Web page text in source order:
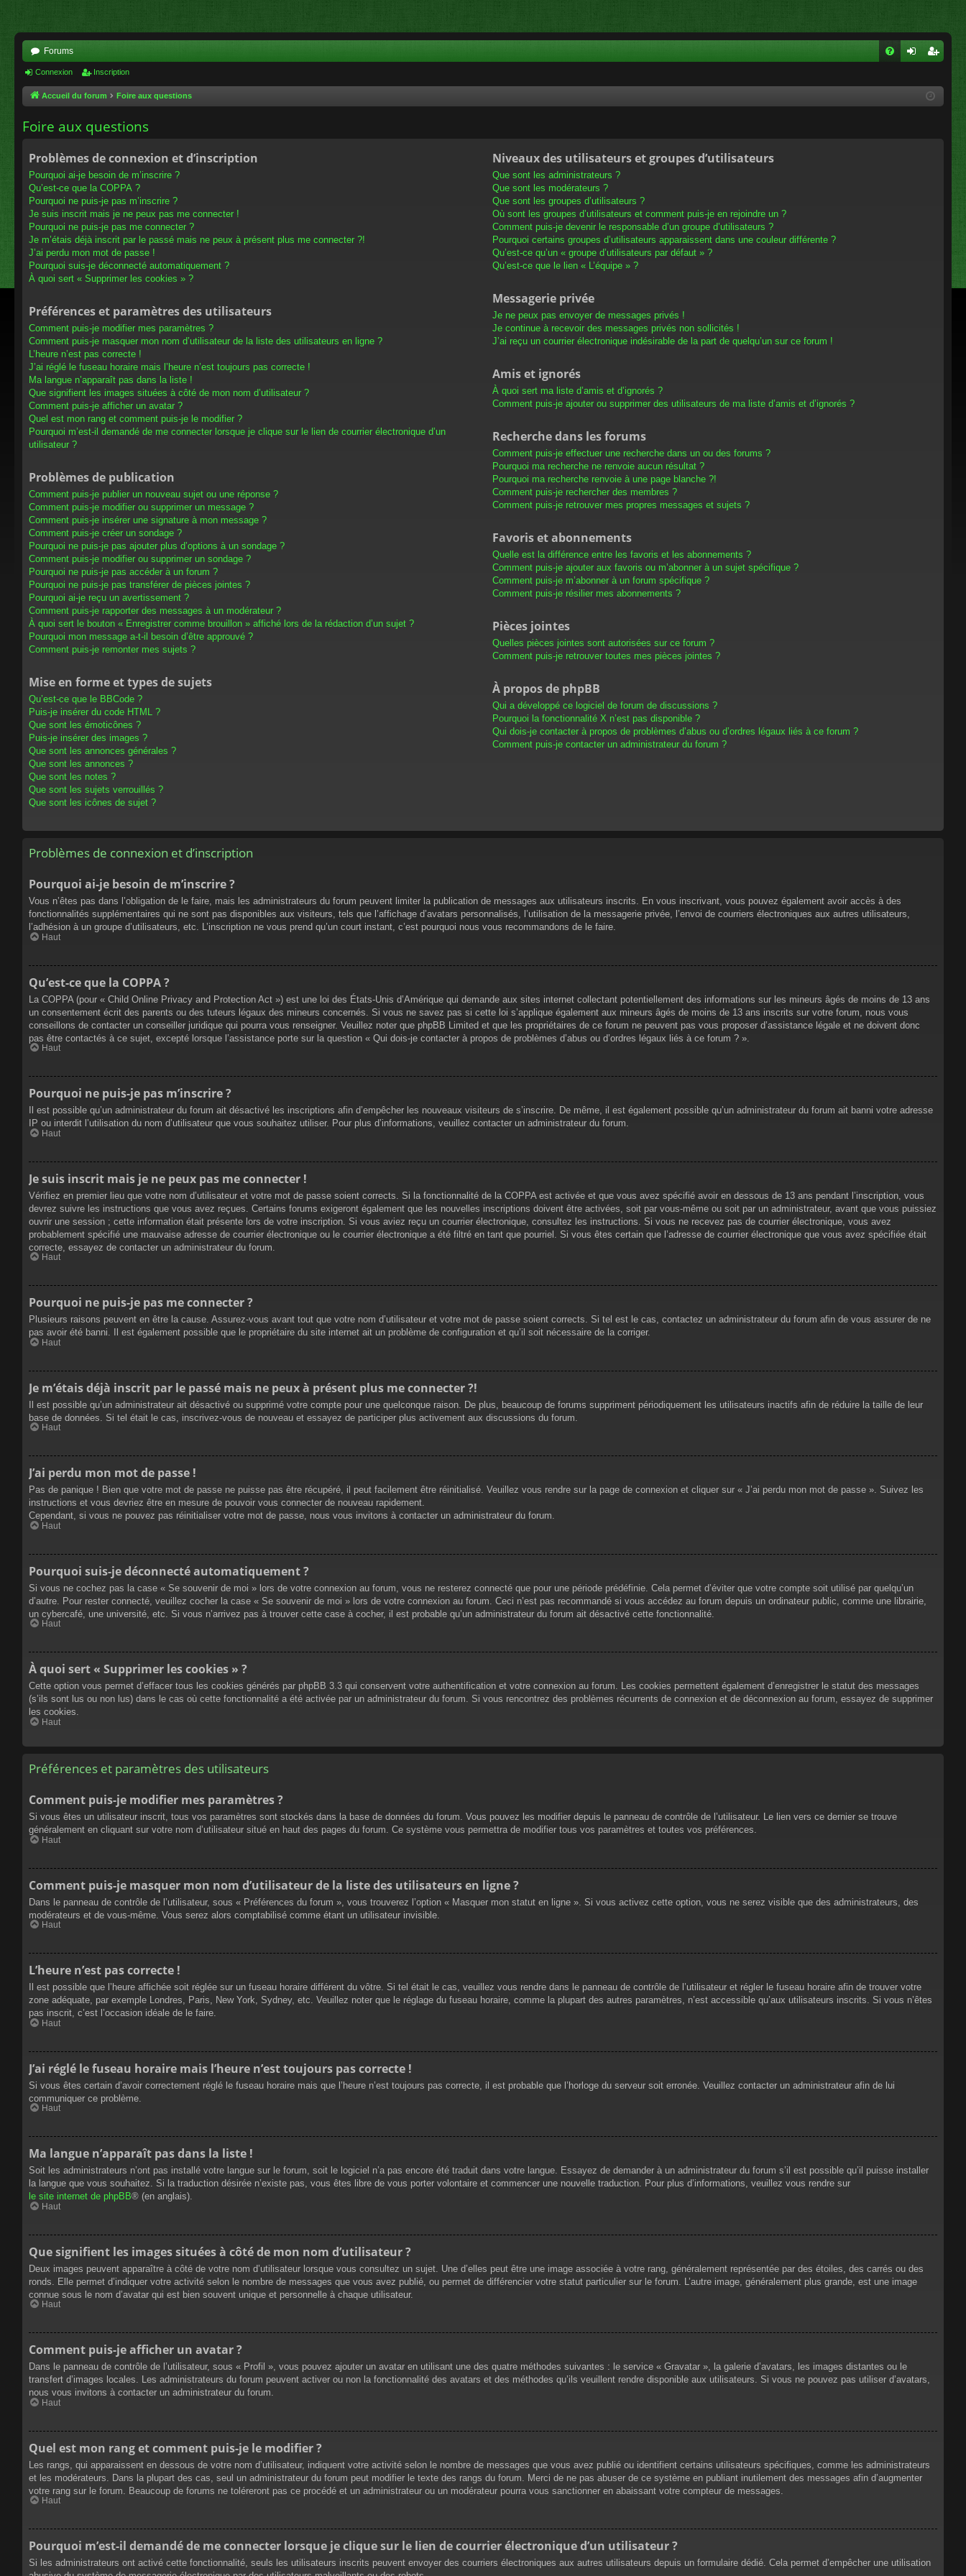
Forums
cri
Connexion Inscription
Accueil du forum Foire aux questions
Foire aux questions
Problèmes de connexion et d’inscription
Pourquoi ai-je besoin de m’inscrire ?
Qu’est-ce que la COPPA ?
Pourquoi ne puis-je pas m’inscrire ?
Je suis inscrit mais je ne peux pas me connecter !
Pourquoi ne puis-je pas me connecter ?
Je m’étais déjà inscrit par le passé mais ne peux à présent plus me connecter ?!
J’ai perdu mon mot de passe !
Pourquoi suis-je déconnecté automatiquement ?
À quoi sert « Supprimer les cookies » ?
Préférences et paramètres des utilisateurs
Comment puis-je modifier mes paramètres ?
Comment puis-je masquer mon nom d’utilisateur de la liste des utilisateurs en ligne ?
L’heure n’est pas correcte !
J’ai réglé le fuseau horaire mais l’heure n’est toujours pas correcte !
Ma langue n’apparaît pas dans la liste !
Que signifient les images situées à côté de mon nom d’utilisateur ?
Comment puis-je afficher un avatar ?
Quel est mon rang et comment puis-je le modifier ?
Pourquoi m’est-il demandé de me connecter lorsque je clique sur le lien de courrier électronique d’un
utilisateur ?
Problèmes de publication
Comment puis-je publier un nouveau sujet ou une réponse ?
Comment puis-je modifier ou supprimer un message ?
Comment puis-je insérer une signature à mon message ?
Comment puis-je créer un sondage ?
Pourquoi ne puis-je pas ajouter plus d’options à un sondage ?
Comment puis-je modifier ou supprimer un sondage ?
Pourquoi ne puis-je pas accéder à un forum ?
Pourquoi ne puis-je pas transférer de pièces jointes ?
Pourquoi ai-je reçu un avertissement ?
Comment puis-je rapporter des messages à un modérateur ?
À quoi sert le bouton « Enregistrer comme brouillon » affiché lors de la rédaction d’un sujet ?
Pourquoi mon message a-t-il besoin d’être approuvé ?
Comment puis-je remonter mes sujets ?
Mise en forme et types de sujets
Qu’est-ce que le BBCode ?
Puis-je insérer du code HTML ?
Que sont les émoticônes ?
Puis-je insérer des images ?
Que sont les annonces générales ?
Que sont les annonces ?
Que sont les notes ?
Que sont les sujets verrouillés ?
Que sont les icônes de sujet ?
Niveaux des utilisateurs et groupes d’utilisateurs
Que sont les administrateurs ?
Que sont les modérateurs ?
Que sont les groupes d’utilisateurs ?
Où sont les groupes d’utilisateurs et comment puis-je en rejoindre un ?
Comment puis-je devenir le responsable d’un groupe d’utilisateurs ?
Pourquoi certains groupes d’utilisateurs apparaissent dans une couleur différente ?
Qu’est-ce qu’un « groupe d’utilisateurs par défaut » ?
Qu’est-ce que le lien « L’équipe » ?
Messagerie privée
Je ne peux pas envoyer de messages privés !
Je continue à recevoir des messages privés non sollicités !
J’ai reçu un courrier électronique indésirable de la part de quelqu’un sur ce forum !
Amis et ignorés
À quoi sert ma liste d’amis et d’ignorés ?
Comment puis-je ajouter ou supprimer des utilisateurs de ma liste d’amis et d’ignorés ?
Recherche dans les forums
Comment puis-je effectuer une recherche dans un ou des forums ?
Pourquoi ma recherche ne renvoie aucun résultat ?
Pourquoi ma recherche renvoie à une page blanche ?!
Comment puis-je rechercher des membres ?
Comment puis-je retrouver mes propres messages et sujets ?
Favoris et abonnements
Quelle est la différence entre les favoris et les abonnements ?
Comment puis-je ajouter aux favoris ou m’abonner à un sujet spécifique ?
Comment puis-je m’abonner à un forum spécifique ?
Comment puis-je résilier mes abonnements ?
Pièces jointes
Quelles pièces jointes sont autorisées sur ce forum ?
Comment puis-je retrouver toutes mes pièces jointes ?
À propos de phpBB
Qui a développé ce logiciel de forum de discussions ?
Pourquoi la fonctionnalité X n’est pas disponible ?
Qui dois-je contacter à propos de problèmes d’abus ou d’ordres légaux liés à ce forum ?
Comment puis-je contacter un administrateur du forum ?
Problèmes de connexion et d’inscription
Pourquoi ai-je besoin de m’inscrire ?
Vous n’êtes pas dans l’obligation de le faire, mais les administrateurs du forum peuvent limiter la publication de messages aux utilisateurs inscrits. En vous inscrivant, vous pouvez également avoir accès à des
fonctionnalités supplémentaires qui ne sont pas disponibles aux visiteurs, tels que l’affichage d’avatars personnalisés, l’utilisation de la messagerie privée, l’envoi de courriers électroniques aux autres utilisateurs,
l’adhésion à un groupe d’utilisateurs, etc. L’inscription ne vous prend qu’un court instant, c’est pourquoi nous vous recommandons de le faire.
Haut
Qu’est-ce que la COPPA ?
La COPPA (pour « Child Online Privacy and Protection Act ») est une loi des États-Unis d’Amérique qui demande aux sites internet collectant potentiellement des informations sur les mineurs âgés de moins de 13 ans
un consentement écrit des parents ou des tuteurs légaux des mineurs concernés. Si vous ne savez pas si cette loi s’applique également aux mineurs âgés de moins de 13 ans inscrits sur votre forum, nous vous
conseillons de contacter un conseiller juridique qui pourra vous renseigner. Veuillez noter que phpBB Limited et que les propriétaires de ce forum ne peuvent pas vous proposer d’assistance légale et ne doivent donc
pas être contactés à ce sujet, excepté lorsque l’assistance porte sur la question « Qui dois-je contacter à propos de problèmes d’abus ou d’ordres légaux liés à ce forum ? ».
Haut
Pourquoi ne puis-je pas m’inscrire ?
Il est possible qu’un administrateur du forum ait désactivé les inscriptions afin d’empêcher les nouveaux visiteurs de s’inscrire. De même, il est également possible qu’un administrateur du forum ait banni votre adresse
IP ou interdit l’utilisation du nom d’utilisateur que vous souhaitez utiliser. Pour plus d’informations, veuillez contacter un administrateur du forum.
Haut
Je suis inscrit mais je ne peux pas me connecter !
Vérifiez en premier lieu que votre nom d’utilisateur et votre mot de passe soient corrects. Si la fonctionnalité de la COPPA est activée et que vous avez spécifié avoir en dessous de 13 ans pendant l’inscription, vous
devrez suivre les instructions que vous avez reçues. Certains forums exigeront également que les nouvelles inscriptions doivent être activées, soit par vous-même ou soit par un administrateur, avant que vous puissiez
ouvrir une session ; cette information était présente lors de votre inscription. Si vous aviez reçu un courrier électronique, consultez les instructions. Si vous ne recevez pas de courrier électronique, vous avez
probablement spécifié une mauvaise adresse de courrier électronique ou le courrier électronique a été filtré en tant que pourriel. Si vous êtes certain que l’adresse de courrier électronique que vous avez spécifiée était
correcte, essayez de contacter un administrateur du forum.
Haut
Pourquoi ne puis-je pas me connecter ?
Plusieurs raisons peuvent en être la cause. Assurez-vous avant tout que votre nom d’utilisateur et votre mot de passe soient corrects. Si tel est le cas, contactez un administrateur du forum afin de vous assurer de ne
pas avoir été banni. Il est également possible que le propriétaire du site internet ait un problème de configuration et qu’il soit nécessaire de la corriger.
Haut
Je m’étais déjà inscrit par le passé mais ne peux à présent plus me connecter ?!
Il est possible qu’un administrateur ait désactivé ou supprimé votre compte pour une quelconque raison. De plus, beaucoup de forums suppriment périodiquement les utilisateurs inactifs afin de réduire la taille de leur
base de données. Si tel était le cas, inscrivez-vous de nouveau et essayez de participer plus activement aux discussions du forum.
Haut
J’ai perdu mon mot de passe !
Pas de panique ! Bien que votre mot de passe ne puisse pas être récupéré, il peut facilement être réinitialisé. Veuillez vous rendre sur la page de connexion et cliquer sur « J’ai perdu mon mot de passe ». Suivez les
instructions et vous devriez être en mesure de pouvoir vous connecter de nouveau rapidement.
Cependant, si vous ne pouvez pas réinitialiser votre mot de passe, nous vous invitons à contacter un administrateur du forum.
Haut
Pourquoi suis-je déconnecté automatiquement ?
Si vous ne cochez pas la case « Se souvenir de moi » lors de votre connexion au forum, vous ne resterez connecté que pour une période prédéfinie. Cela permet d’éviter que votre compte soit utilisé par quelqu’un
d’autre. Pour rester connecté, veuillez cocher la case « Se souvenir de moi » lors de votre connexion au forum. Ceci n’est pas recommandé si vous accédez au forum depuis un ordinateur public, comme une librairie,
un cybercafé, une université, etc. Si vous n’arrivez pas à trouver cette case à cocher, il est probable qu’un administrateur du forum ait désactivé cette fonctionnalité.
Haut
À quoi sert « Supprimer les cookies » ?
Cette option vous permet d’effacer tous les cookies générés par phpBB 3.3 qui conservent votre authentification et votre connexion au forum. Les cookies permettent également d’enregistrer le statut des messages
(s’ils sont lus ou non lus) dans le cas où cette fonctionnalité a été activée par un administrateur du forum. Si vous rencontrez des problèmes récurrents de connexion et de déconnexion au forum, essayez de supprimer
les cookies.
Haut
Préférences et paramètres des utilisateurs
Comment puis-je modifier mes paramètres ?
Si vous êtes un utilisateur inscrit, tous vos paramètres sont stockés dans la base de données du forum. Vous pouvez les modifier depuis le panneau de contrôle de l’utilisateur. Le lien vers ce dernier se trouve
généralement en cliquant sur votre nom d’utilisateur situé en haut des pages du forum. Ce système vous permettra de modifier tous vos paramètres et toutes vos préférences.
Haut
Comment puis-je masquer mon nom d’utilisateur de la liste des utilisateurs en ligne ?
Dans le panneau de contrôle de l’utilisateur, sous « Préférences du forum », vous trouverez l’option « Masquer mon statut en ligne ». Si vous activez cette option, vous ne serez visible que des administrateurs, des
modérateurs et de vous-même. Vous serez alors comptabilisé comme étant un utilisateur invisible.
Haut
L’heure n’est pas correcte !
Il est possible que l’heure affichée soit réglée sur un fuseau horaire différent du vôtre. Si tel était le cas, veuillez vous rendre dans le panneau de contrôle de l’utilisateur et régler le fuseau horaire afin de trouver votre
zone adéquate, par exemple Londres, Paris, New York, Sydney, etc. Veuillez noter que le réglage du fuseau horaire, comme la plupart des autres paramètres, n’est accessible qu’aux utilisateurs inscrits. Si vous n’êtes
pas inscrit, c’est l’occasion idéale de le faire.
Haut
J’ai réglé le fuseau horaire mais l’heure n’est toujours pas correcte !
Si vous êtes certain d’avoir correctement réglé le fuseau horaire mais que l’heure n’est toujours pas correcte, il est probable que l’horloge du serveur soit erronée. Veuillez contacter un administrateur afin de lui
communiquer ce problème.
Haut
Ma langue n’apparaît pas dans la liste !
Soit les administrateurs n’ont pas installé votre langue sur le forum, soit le logiciel n’a pas encore été traduit dans votre langue. Essayez de demander à un administrateur du forum s’il est possible qu’il puisse installer
la langue que vous souhaitez. Si la traduction désirée n’existe pas, vous êtes libre de vous porter volontaire et commencer une nouvelle traduction. Pour plus d’informations, veuillez vous rendre sur
le site internet de phpBB® (en anglais).
Haut
Que signifient les images situées à côté de mon nom d’utilisateur ?
Deux images peuvent apparaître à côté de votre nom d’utilisateur lorsque vous consultez un sujet. Une d’elles peut être une image associée à votre rang, généralement représentée par des étoiles, des carrés ou des
ronds. Elle permet d’indiquer votre activité selon le nombre de messages que vous avez publié, ou permet de différencier votre statut particulier sur le forum. L’autre image, généralement plus grande, est une image
connue sous le nom d’avatar qui est bien souvent unique et personnelle à chaque utilisateur.
Haut
Comment puis-je afficher un avatar ?
Dans le panneau de contrôle de l’utilisateur, sous « Profil », vous pouvez ajouter un avatar en utilisant une des quatre méthodes suivantes : le service « Gravatar », la galerie d’avatars, les images distantes ou le
transfert d’images locales. Les administrateurs du forum peuvent activer ou non la fonctionnalité des avatars et des méthodes qu’ils veuillent rendre disponible aux utilisateurs. Si vous ne pouvez pas utiliser d’avatars,
nous vous invitons à contacter un administrateur du forum.
Haut
Quel est mon rang et comment puis-je le modifier ?
Les rangs, qui apparaissent en dessous de votre nom d’utilisateur, indiquent votre activité selon le nombre de messages que vous avez publié ou identifient certains utilisateurs spécifiques, comme les administrateurs
et les modérateurs. Dans la plupart des cas, seul un administrateur du forum peut modifier le texte des rangs du forum. Merci de ne pas abuser de ce système en publiant inutilement des messages afin d’augmenter
votre rang sur le forum. Beaucoup de forums ne toléreront pas ce procédé et un administrateur ou un modérateur pourra vous sanctionner en abaissant votre compteur de messages.
Haut
Pourquoi m’est-il demandé de me connecter lorsque je clique sur le lien de courrier électronique d’un utilisateur ?
Si les administrateurs ont activé cette fonctionnalité, seuls les utilisateurs inscrits peuvent envoyer des courriers électroniques aux autres utilisateurs depuis un formulaire dédié. Cela permet d’empêcher une utilisation